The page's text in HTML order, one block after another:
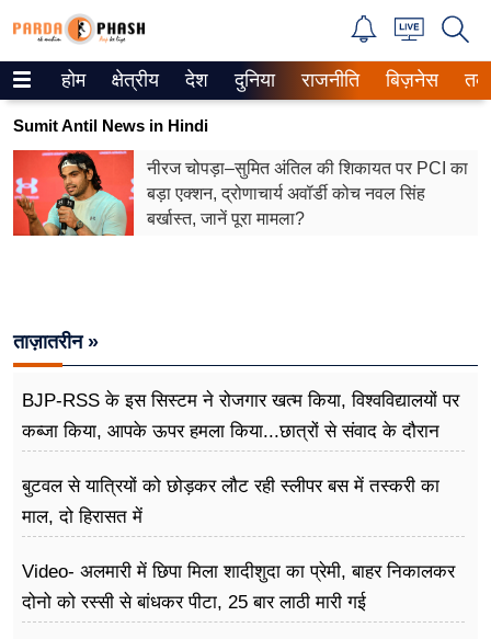
Trending on Google News
ePaper
वेब स्टोरीज
वीडियो
रिलेशनशिप
जीवन मंत्रा
फूड
ब्‍यूटी
होम क्षेत्रीय देश दुनिया राजनीति बिज़नेस
Sumit Antil News in Hindi
नीरज चोपड़ा–सुमित अंत‍िल की शिकायत पर PCI का
बड़ा एक्शन, द्रोणाचार्य अवॉर्डी कोच नवल सिंह
बर्खास्त, जानें पूरा मामला?
ताज़ातरीन »
BJP-RSS के इस सिस्टम ने रोजगार खत्म किया, विश्वविद्यालयों पर
कब्जा किया, आपके ऊपर हमला किया...छात्रों से संवाद के दौरान
बुटवल से यात्रियों को छोड़कर लौट रही स्लीपर बस में तस्करी का
माल, दो हिरासत में
Video- अलमारी में छिपा मिला शादीशुदा का प्रेमी, बाहर निकालकर
दोनो को रस्सी से बांधकर पीटा, 25 बार लाठी मारी गई